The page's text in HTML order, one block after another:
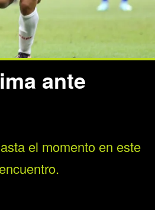
ante
el momento en este